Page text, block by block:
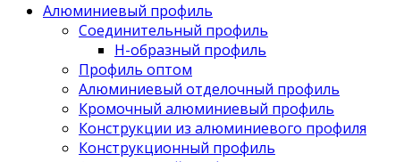
Алюминиевый профиль
Соединительный профиль
Н-образный профиль
Профиль оптом
Алюминиевый отделочный профиль
Кромочный алюминиевый профиль
Конструкции из алюминиевого профиля
Конструкционный профиль